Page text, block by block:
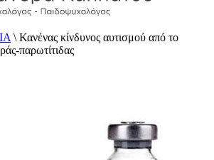
Ψυχολόγος –
\ Κανένας κίνδυνος αυτισμού από το
παρωτίτιδας